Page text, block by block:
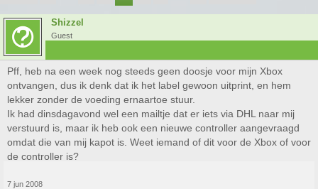
Shizzel
Guest
Pff, heb na een week nog steeds geen doosje voor mijn Xbox
ontvangen, dus ik denk dat ik het label gewoon uitprint, en hem
lekker zonder de voeding ernaartoe stuur.
Ik had dinsdagavond wel een mailtje dat er iets via DHL naar mij
verstuurd is, maar ik heb ook een nieuwe controller aangevraagd
omdat die van mij kapot is. Weet iemand of dit voor de Xbox of voor
de controller is?
7 jun 2008